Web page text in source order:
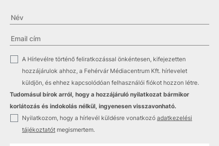
✓
A Hírlevélre történő feliratkozással önkéntesen, kifejezetten
hozzájárulok ahhoz, a Fehérvár Médiacentrum Kft. hírlevelet
küldjön, és ehhez kapcsolódóan felhasználói fiókot hozzon létre.
Tudomásul bírok arról, hogy a hozzájáruló nyilatkozat bármikor
korlátozás és indokolás nélkül, ingyenesen visszavonható.
✓ Nyilatkozom, hogy a hírlevél küldésre vonatkozó adatkezelési
tájékoztatót megismertem.